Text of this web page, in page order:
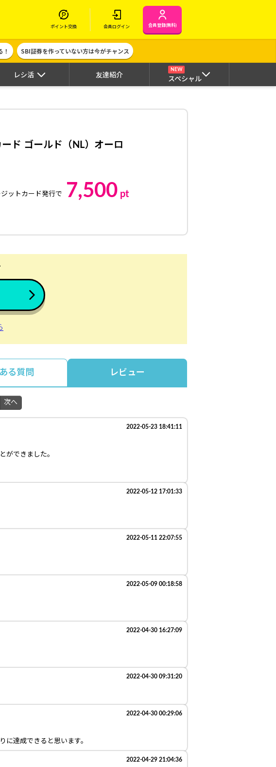
ポイント交換 会員ログイン 会員登録(無料)
SBI証券を作っていない方は今がチャンス
レシ活 友達紹介
NEW
スペシャル
ド ゴールド（NL）オーロ
ットカード発行で 7,500 pt
る質問 レビュー
次へ
2022-05-23 18:41:11
ができました。
2022-05-12 17:01:33
2022-05-11 22:07:55
2022-05-09 00:18:58
2022-04-30 16:27:09
2022-04-30 09:31:20
2022-04-30 00:29:06
に達成できると思います。
2022-04-29 21:04:36